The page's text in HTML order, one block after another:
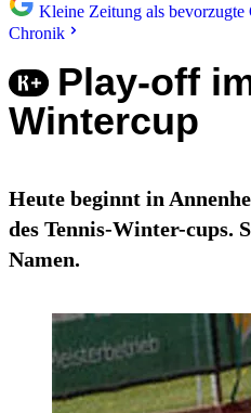
Kleine Zeitung als
Chronik
Play-off
Wintercup
Heute beginnt in
des Tennis-Winter-cups.
Namen.